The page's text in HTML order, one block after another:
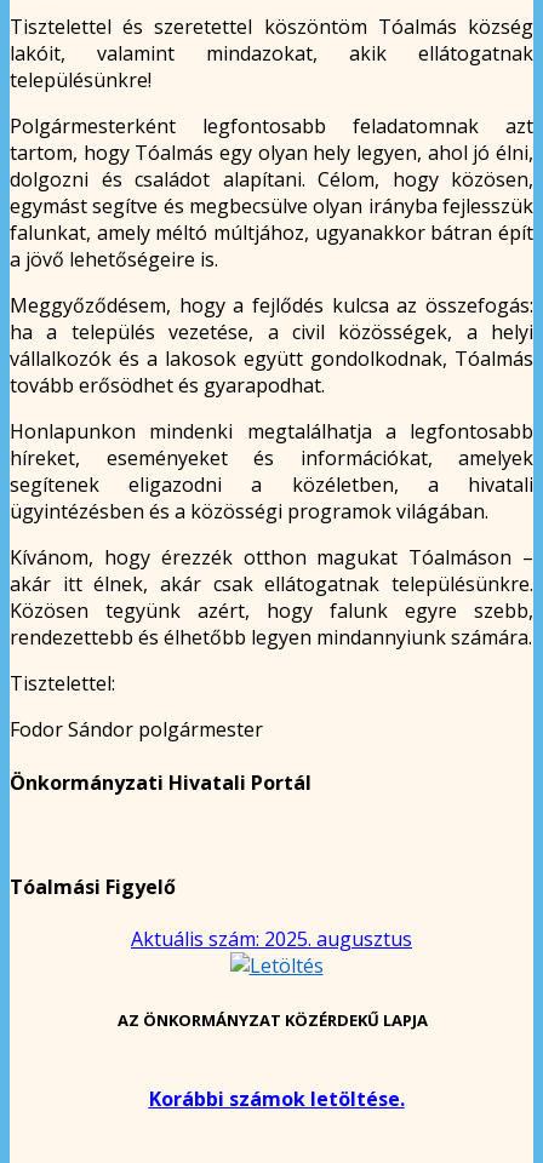
Tisztelettel és szeretettel köszöntöm Tóalmás község
lakóit, valamint mindazokat, akik ellátogatnak
településünkre!
Polgármesterként legfontosabb feladatomnak azt
tartom, hogy Tóalmás egy olyan hely legyen, ahol jó élni,
dolgozni és családot alapítani. Célom, hogy közösen,
egymást segítve és megbecsülve olyan irányba fejlesszük
falunkat, amely méltó múltjához, ugyanakkor bátran épít
a jövő lehetőségeire is.
Meggyőződésem, hogy a fejlődés kulcsa az összefogás:
ha a település vezetése, a civil közösségek, a helyi
vállalkozók és a lakosok együtt gondolkodnak, Tóalmás
tovább erősödhet és gyarapodhat.
Honlapunkon mindenki megtalálhatja a legfontosabb
híreket, eseményeket és információkat, amelyek
segítenek eligazodni a közéletben, a hivatali
ügyintézésben és a közösségi programok világában.
Kívánom, hogy érezzék otthon magukat Tóalmáson –
akár itt élnek, akár csak ellátogatnak településünkre.
Közösen tegyünk azért, hogy falunk egyre szebb,
rendezettebb és élhetőbb legyen mindannyiunk számára.
Tisztelettel:
Fodor Sándor polgármester
Önkormányzati Hivatali Portál
Tóalmási Figyelő
Aktuális szám: 2025. augusztus
AZ ÖNKORMÁNYZAT KÖZÉRDEKŰ LAPJA
Korábbi számok letöltése.